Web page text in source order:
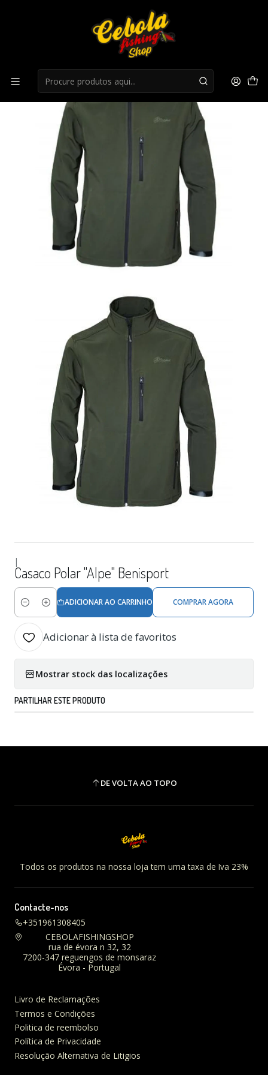
Casaco Polar "Alpe" Benisport
|
Casaco Polar "Alpe" Benisport
Quantidade
ADICIONAR AO CARRINHO COMPRAR AGORA
Adicionar à lista de favoritos
Mostrar stock das localizações
PARTILHAR ESTE PRODUTO
DE VOLTA AO TOPO
Todos os produtos na nossa loja tem uma taxa de Iva 23%
Contacte-nos
+351961308405
CEBOLAFISHINGSHOP
rua de évora n 32, 32
7200-347 reguengos de monsaraz
Évora - Portugal
Livro de Reclamações
Termos e Condições
Politica de reembolso
Política de Privacidade
Resolução Alternativa de Litigios